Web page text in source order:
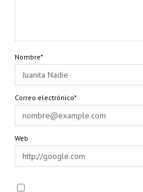
Nombre*
Correo electrónico*
Web